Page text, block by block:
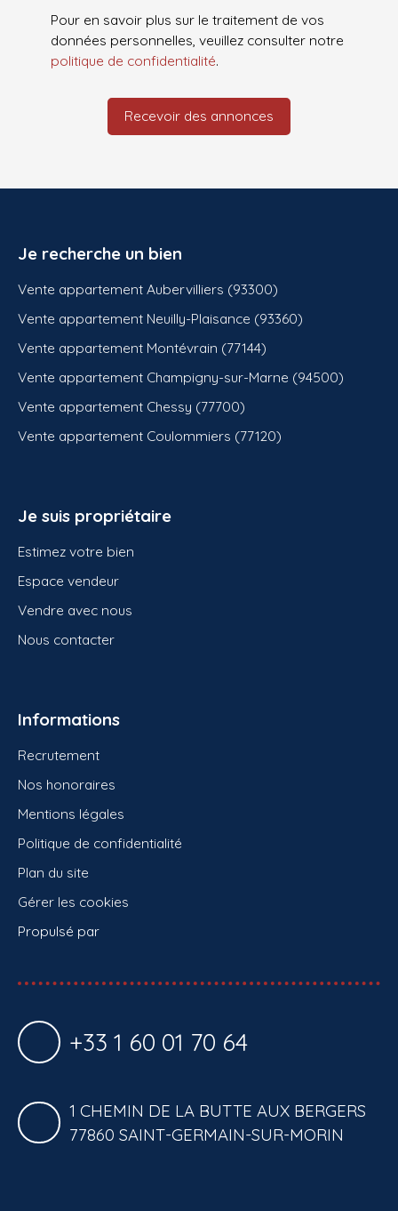
Pour en savoir plus sur le traitement de vos
données personnelles, veuillez consulter notre
politique de confidentialité.
Recevoir des annonces
Je recherche un bien
Vente appartement Aubervilliers (93300)
Vente appartement Neuilly-Plaisance (93360)
Vente appartement Montévrain (77144)
Vente appartement Champigny-sur-Marne (94500)
Vente appartement Chessy (77700)
Vente appartement Coulommiers (77120)
Je suis propriétaire
Estimez votre bien
Espace vendeur
Vendre avec nous
Nous contacter
Informations
Recrutement
Nos honoraires
Mentions légales
Politique de confidentialité
Plan du site
Gérer les cookies
Propulsé par
+33 1 60 01 70 64
1 CHEMIN DE LA BUTTE AUX BERGERS
77860 SAINT-GERMAIN-SUR-MORIN